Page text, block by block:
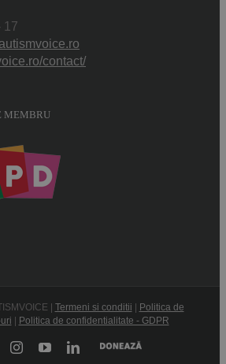
17
contact/
MEMBRU
| Termeni si conditii | Politica de
| Politica de confidentialitate - GDPR
FacebookInstagramYouTubeLinkedIn
Donează